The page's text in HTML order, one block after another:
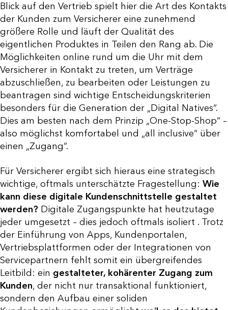
Blick auf den Vertrieb spielt hier die Art des Kontakts
der Kunden zum Versicherer eine zunehmend
größere Rolle und läuft der Qualität des
eigentlichen Produktes in Teilen den Rang ab. Die
Möglichkeiten online rund um die Uhr mit dem
Versicherer in Kontakt zu treten, um Verträge
abzuschließen, zu bearbeiten oder Leistungen zu
beantragen sind wichtige Entscheidungskriterien
besonders für die Generation der „Digital Natives“.
Dies am besten nach dem Prinzip „One-Stop-Shop“ –
also möglichst komfortabel und „all inclusive“ über
einen „Zugang“.
Für Versicherer ergibt sich hieraus eine strategisch
wichtige, oftmals unterschätzte Fragestellung: Wie
kann diese digitale Kundenschnittstelle gestaltet
werden? Digitale Zugangspunkte hat heutzutage
jeder umgesetzt – dies jedoch oftmals isoliert . Trotz
der Einführung von Apps, Kundenportalen,
Vertriebsplattformen oder der Integrationen von
Servicepartnern fehlt somit ein übergreifendes
Leitbild: ein gestalteter, kohärenter Zugang zum
Kunden, der nicht nur transaktional funktioniert,
sondern den Aufbau einer soliden